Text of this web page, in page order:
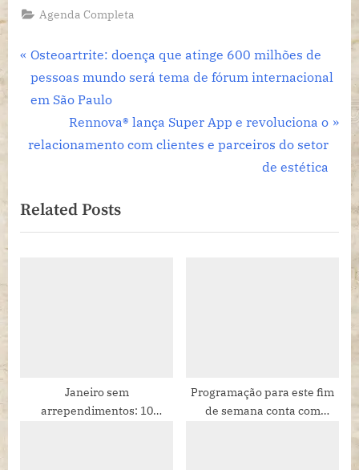
Agenda Completa
Navegação
de
P
r
e
i
s
P
Osteoartrite: doença que atinge 600 milhões de
pessoas mundo será tema de fórum internacional
em São Paulo
N
e
P
o
Rennova® lança Super App e revoluciona o
relacionamento com clientes e parceiros do setor
de estética
Related Posts
Janeiro sem
arrependimentos: 10
Programação para este fim
de semana conta com